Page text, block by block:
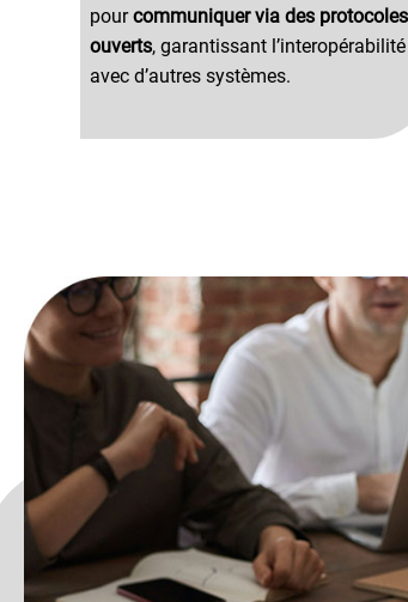
pourcommuniquer via des protocoles
ouverts, garantissant l’interopérabilité
avec d’autres systèmes.